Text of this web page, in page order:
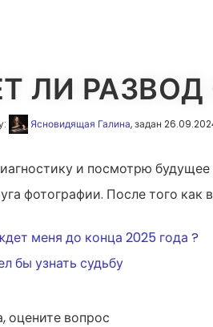
ЛИ
Ясновидящая Галина, задан
и посмотрю
фотографии. После того как
меня до конца 2025 года ?
бы узнать судьбу
оцените вопрос